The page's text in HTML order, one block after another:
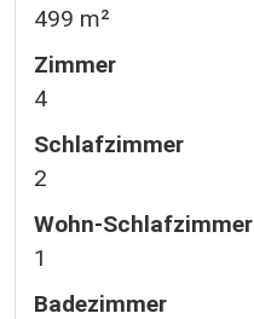
499 m²
Zimmer
4
Schlafzimmer
2
Wohn-Schlafzimmer
1
Badezimmer